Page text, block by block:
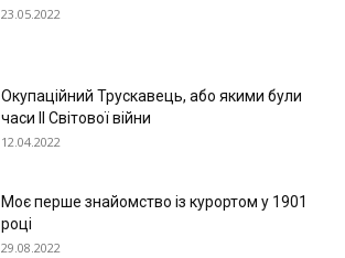
23.05.2022
Окупаційний Трускавець, або якими були
часи ІІ Світової війни
12.04.2022
Моє перше знайомство із курортом у 1901
році
29.08.2022